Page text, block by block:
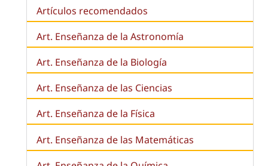
Artículos recomendados
Art. Enseñanza de la Astronomía
Art. Enseñanza de la Biología
Art. Enseñanza de las Ciencias
Art. Enseñanza de la Física
Art. Enseñanza de las Matemáticas